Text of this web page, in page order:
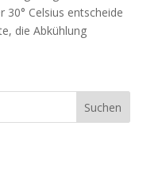
Celsius entscheide
die Abkühlung